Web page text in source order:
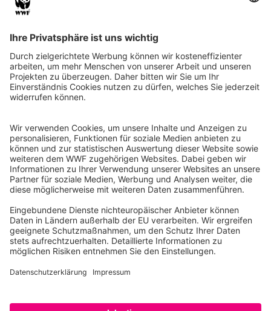
WWF Deutschland
Reinhardtstr. 18
10117 Berlin
Ihre Spende kann steuerlich geltend gemacht werden
Registriert als Stiftung WWF Deutschland, Senatsverwaltung für
Justiz Berlin, Az: 3416/976/2
Umsatzsteuer-Identifikationsnummer: DE 114236103
Freistellungsbescheid: Als gemeinnützige Körperschaft befreit
von der Körperschaftssteuer gem. §5 I 9 KStg. unter der
Steuernummer 27/641/09321